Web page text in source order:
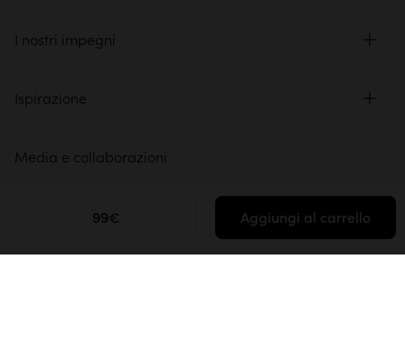
99€ Aggiungi al carrello
I nostri impegni
Ispirazione
Media e collaborazioni
Spazio professionale